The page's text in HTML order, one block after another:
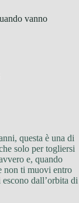
vanno
questa è una di
solo per togliersi
e, quando
non ti muovi entro
dall’orbita di